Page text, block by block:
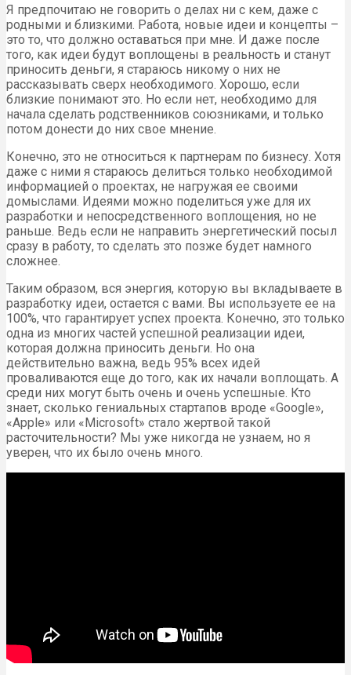
Я предпочитаю не говорить о делах ни с кем, даже с
родными и близкими. Работа, новые идеи и концепты –
это то, что должно оставаться при мне. И даже после
того, как идеи будут воплощены в реальность и станут
приносить деньги, я стараюсь никому о них не
рассказывать сверх необходимого. Хорошо, если
близкие понимают это. Но если нет, необходимо для
начала сделать родственников союзниками, и только
потом донести до них свое мнение.
Конечно, это не относиться к партнерам по бизнесу. Хотя
даже с ними я стараюсь делиться только необходимой
информацией о проектах, не нагружая ее своими
домыслами. Идеями можно поделиться уже для их
разработки и непосредственного воплощения, но не
раньше. Ведь если не направить энергетический посыл
сразу в работу, то сделать это позже будет намного
сложнее.
Таким образом, вся энергия, которую вы вкладываете в
разработку идеи, остается с вами. Вы используете ее на
100%, что гарантирует успех проекта. Конечно, это только
одна из многих частей успешной реализации идеи,
которая должна приносить деньги. Но она
действительно важна, ведь 95% всех идей
проваливаются еще до того, как их начали воплощать. А
среди них могут быть очень и очень успешные. Кто
знает, сколько гениальных стартапов вроде «Google»,
«Apple» или «Microsoft» стало жертвой такой
расточительности? Мы уже никогда не узнаем, но я
уверен, что их было очень много.